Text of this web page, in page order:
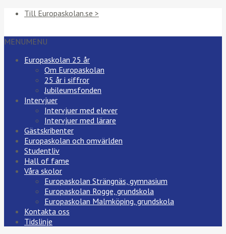
Till Europaskolan.se >
MENUMENU
Europaskolan 25 år
Om Europaskolan
25 år i siffror
Jubileumsfonden
Intervjuer
Intervjuer med elever
Intervjuer med lärare
Gästskribenter
Europaskolan och omvärlden
Studentliv
Hall of fame
Våra skolor
Europaskolan Strängnäs, gymnasium
Europaskolan Rogge, grundskola
Europaskolan Malmköping, grundskola
Kontakta oss
Tidslinje